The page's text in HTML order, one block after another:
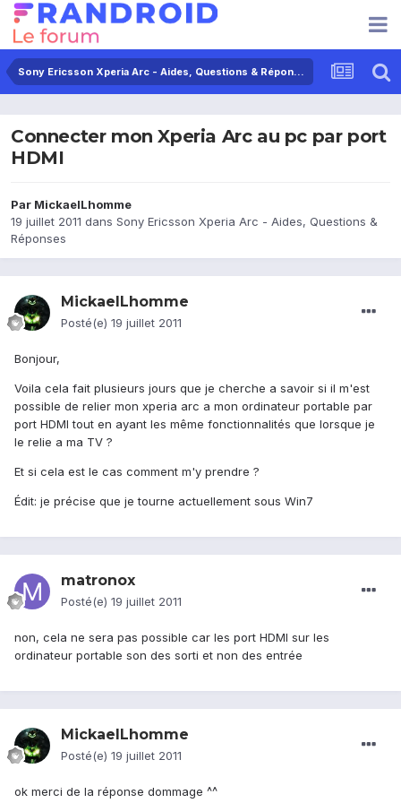
Sony Ericsson Xperia Arc - Aides, Questions & Réponses
Connecter mon Xperia Arc au pc par port
HDMI
Par MickaelLhomme
19 juillet 2011 dans Sony Ericsson Xperia Arc - Aides, Questions &
Réponses
MickaelLhomme
Posté(e) 19 juillet 2011
Bonjour,
Voila cela fait plusieurs jours que je cherche a savoir si il m'est
possible de relier mon xperia arc a mon ordinateur portable par
port HDMI tout en ayant les même fonctionnalités que lorsque je
le relie a ma TV ?
Et si cela est le cas comment m'y prendre ?
Édit: je précise que je tourne actuellement sous Win7
matronox
Posté(e) 19 juillet 2011
non, cela ne sera pas possible car les port HDMI sur les
ordinateur portable son des sorti et non des entrée
MickaelLhomme
Posté(e) 19 juillet 2011
ok merci de la réponse dommage ^^